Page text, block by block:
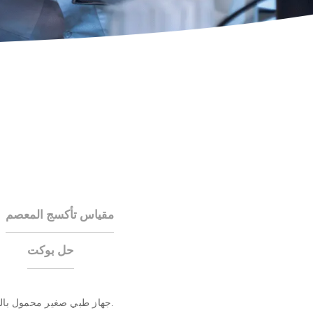
مقياس تأكسج المعصم
حل بوكت
جهاز طبي صغير محمول باليد يقيس تشبع الأكسجين في دم المريض. يمكنه أيضًا حساب معدل ضربات القلب.